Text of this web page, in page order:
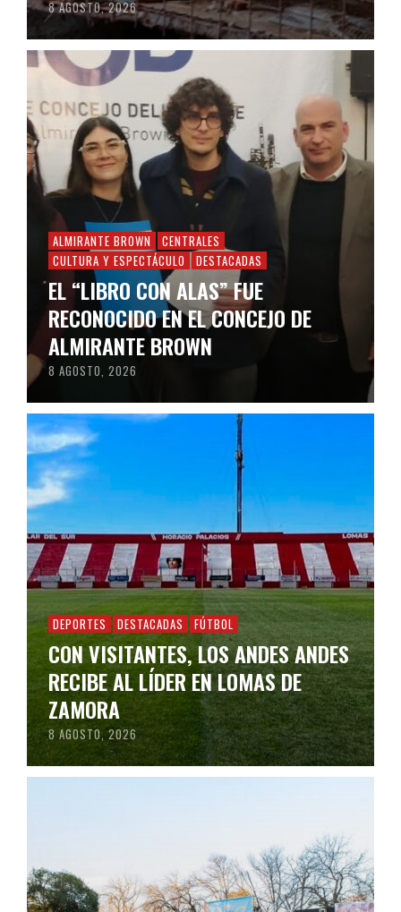
8 AGOSTO, 2026
ALMIRANTE BROWN
CENTRALES
CULTURA Y ESPECTÁCULO
DESTACADAS
EL “LIBRO CON ALAS” FUE
RECONOCIDO EN EL CONCEJO DE
ALMIRANTE BROWN
8 AGOSTO, 2026
DEPORTES DESTACADAS FÚTBOL
CON VISITANTES, LOS ANDES ANDES
RECIBE AL LÍDER EN LOMAS DE
ZAMORA
8 AGOSTO, 2026